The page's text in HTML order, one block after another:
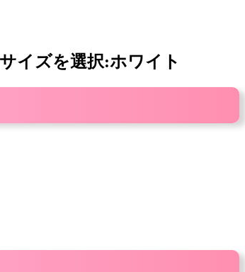
イズを選択:ホワイト